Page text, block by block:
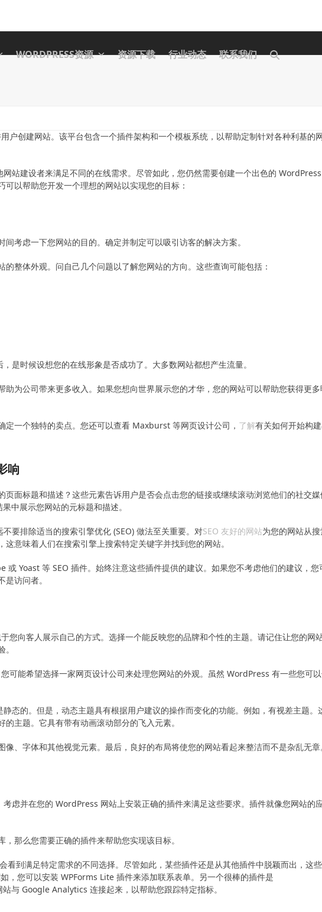
WORDPRESS资源 资源下载 行业动态 联系我们
户创建网站。该平台包含一个插件架构和一个模板系统，以帮助定制针对各种利基的
站建设者来满足不同的在线需求。尽管如此，您仍然需要创建一个出色的
以帮助您开发一个理想的网站以实现您的目标：
考虑一下您网站的目的。确定并制定可以吸引访客的解决方案。
整体外观。问自己几个问题以了解您网站的方向。这些查询可能包括：
是时候设想您的在线形象是否成功了。大多数网站都想产生流量。
为公司带来更多收入。如果您想向世界展示您的才华，您的网站可以帮助您获得更多
定一个独特的卖点。您还可以查看 Maxburst 等网页设计公司， 了解有关如何开始构
响
面标题和描述？这些元素告诉用户是否会点击您的链接或继续滚动浏览他们的社交
中展示您网站的元标题和描述。
要排除适当的搜索引擎优化 (SEO) 做法至关重要。对SEO 友好的网站为您的网站从
意味着人们在搜索引擎上搜索特定关键字并找到您的网站。
Yoast 等 SEO 插件。始终注意这些插件提供的建议。如果您不考虑他们的建议，您
访问者。
您向客人展示自己的方式。选择一个能反映您的品牌和个性的主题。请记住让您的网
可能希望选择一家网页设计公司来处理您网站的外观。虽然 WordPress 有一些您可
态的。但是，动态主题具有根据用户建议的操作而变化的功能。例如，有视差主题。
主题。它具有带有动画滚动部分的飞入元素。
、字体和其他视觉元素。最后，良好的布局将使您的网站看起来整洁而不是杂乱无章
虑并在您的 WordPress 网站上安装正确的插件来满足这些要求。插件就像您网站的
那么您需要正确的插件来帮助您实现该目标。
到满足特定需求的不同选择。尽管如此，某些插件还是从其他插件中脱颖而出，这
，您可以安装 WPForms Lite 插件来添加联系表单。另一个很棒的插件是
Google Analytics 连接起来，以帮助您跟踪特定指标。